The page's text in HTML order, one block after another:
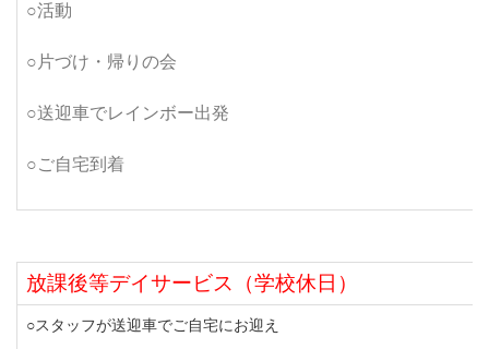
○活動
○片づけ・帰りの会
○送迎車でレインボー出発
○ご自宅到着
放課後等デイサービス（学校休日）
○スタッフが送迎車でご自宅にお迎え